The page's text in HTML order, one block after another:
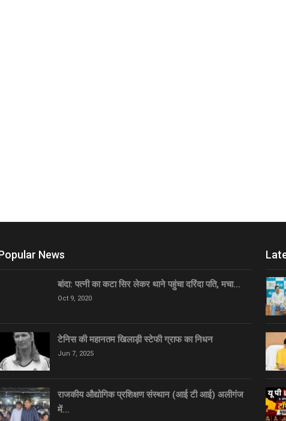
News
बांदा: पत्नी का कटा सिर लेकर थाने पहुंचा दरिंदा पति, मचा…
Oct 9, 2020
टेनिस की महानतम खिलाड़ी स्टेफी ग्राफ का निधन
Jun 7, 2025
राजकीय औद्योगिक प्रशिक्षण संस्थान (आई टी आई) अलीगंज
में…